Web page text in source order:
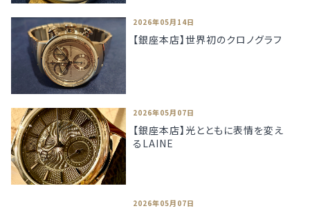
2026年05月14日
【銀座本店】世界初のクロノグラフ
2026年05月07日
【銀座本店】光とともに表情を変え
るLAINE
2026年05月07日